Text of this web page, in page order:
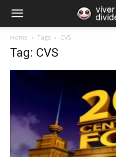
Home Tags CVS
Tag: CVS